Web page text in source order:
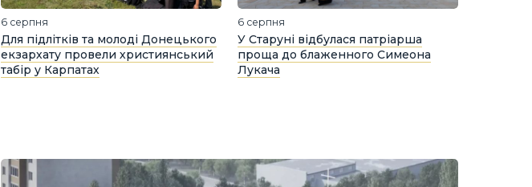
6 серпня
Для підлітків та молоді Донецького
екзархату провели християнський
табір у Карпатах
6 серпня
У Старуні відбулася патріарша
проща до блаженного Симеона
Лукача